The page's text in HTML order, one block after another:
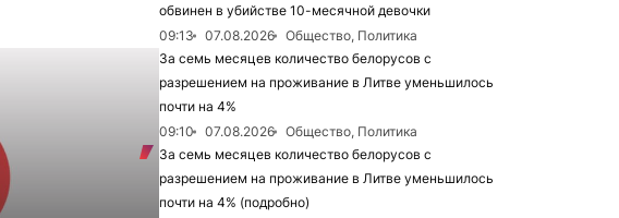
обвинен в убийстве 10-месячной девочки
09:13
07.08.2026
Общество, Политика
За семь месяцев количество белорусов с
разрешением на проживание в Литве уменьшилось
почти на 4%
09:10
07.08.2026
Общество, Политика
За семь месяцев количество белорусов с
разрешением на проживание в Литве уменьшилось
почти на 4% (подробно)